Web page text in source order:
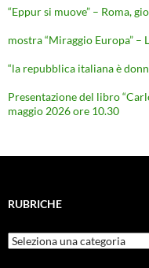
“Eppur si muove” – Roma,
mostra “Miraggio Europa” –
“la repubblica italiana è
Presentazione del libro
maggio 2026 ore 10.30
RUBRICHE
Rubriche